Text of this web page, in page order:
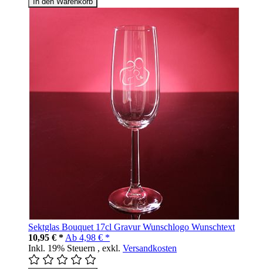
Sektglas Bouquet 17cl Gravur Wunschlogo Wunschtext
10,95 € * Ab 4,98 € *
Inkl. 19% Steuern , exkl. Versandkosten